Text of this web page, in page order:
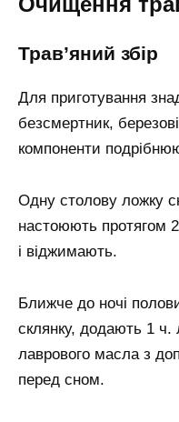
Трав’яний збір
Для приготування
безсмертник,
компоненти
Одну столову ложку
настоюють протягом
і віджимають.
Ближче до ночі
склянку, додають 1
лаврового масла з
перед сном.